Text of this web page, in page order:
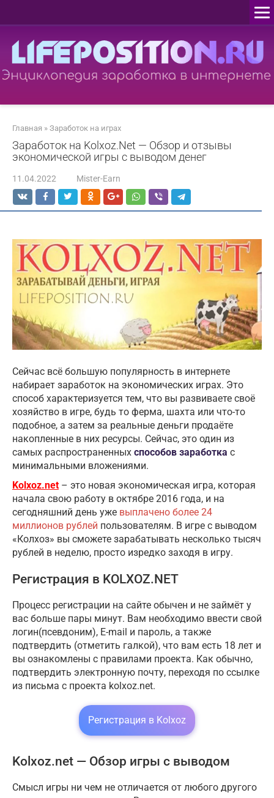
Главная » Заработок на играх
Заработок на Kolxoz.Net — Обзор и отзывы
экономической игры с выводом денег
11.04.2022 Mister-Earn
Сейчас всё большую популярность в интернете
набирает заработок на экономических играх. Это
способ характеризуется тем, что вы развиваете своё
хозяйство в игре, будь то ферма, шахта или что-то
подобное, а затем за реальные деньги продаёте
накопленные в них ресурсы. Сейчас, это один из
самых распространенных способов заработка с
минимальными вложениями.
Kolxoz.net – это новая экономическая игра, которая
начала свою работу в октябре 2016 года, и на
сегодняшний день уже выплачено более 24
миллионов рублей пользователям. В игре с выводом
«Колхоз» вы сможете зарабатывать несколько тысяч
рублей в неделю, просто изредко заходя в игру.
Регистрация в KOLXOZ.NET
Процесс регистрации на сайте обычен и не займёт у
вас больше пары минут. Вам необходимо ввести свой
логин(псевдоним), E-mail и пароль, а также
подтвердить (отметить галкой), что вам есть 18 лет и
вы ознакомлены с правилами проекта. Как обычно,
подтвердить электронную почту, переходя по ссылке
из письма с проекта kolxoz.net.
Регистрация в Kolxoz
Kolxoz.net — Обзор игры с выводом
Смысл игры ни чем не отличается от любого другого